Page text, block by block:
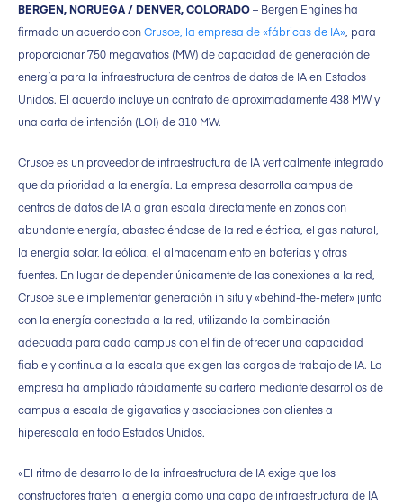
BERGEN, NORUEGA / DENVER, COLORADO– Bergen Engines ha
firmado un acuerdo conCrusoe, la empresa de «fábricas de IA» , para
proporcionar 750 megavatios (MW) de capacidad de generación de
energía para la infraestructura de centros de datos de IA en Estados
Unidos. El acuerdo incluye un contrato de aproximadamente 438 MW y
una carta de intención (LOI) de 310 MW.
Crusoe es un proveedor de infraestructura de IA verticalmente integrado
que da prioridad a la energía. La empresa desarrolla campus de
centros de datos de IA a gran escala directamente en zonas con
abundante energía, abasteciéndose de la red eléctrica, el gas natural,
la energía solar, la eólica, el almacenamiento en baterías y otras
fuentes. En lugar de depender únicamente de las conexiones a la red,
Crusoe suele implementar generación in situ y «behind-the-meter» junto
con la energía conectada a la red, utilizando la combinación
adecuada para cada campus con el fin de ofrecer una capacidad
fiable y continua a la escala que exigen las cargas de trabajo de IA. La
empresa ha ampliado rápidamente su cartera mediante desarrollos de
campus a escala de gigavatios y asociaciones con clientes a
hiperescala en todo Estados Unidos.
«El ritmo de desarrollo de la infraestructura de IA exige que los
constructores traten la energía como una capa de infraestructura de IA